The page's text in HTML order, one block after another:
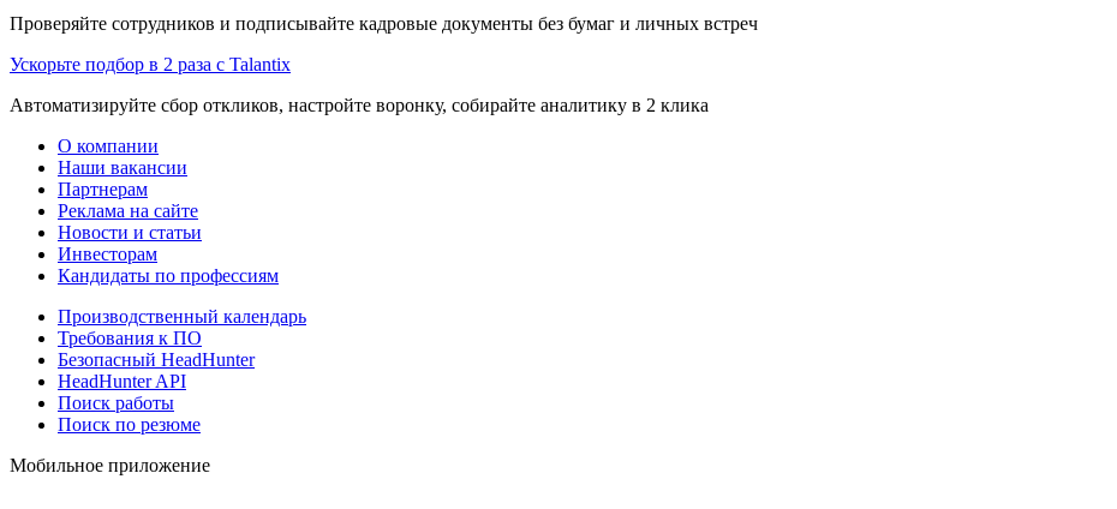
Проверяйте сотрудников и подписывайте кадровые документы без бумаг и личных встреч
Ускорьте подбор в 2 раза с Talantix
Автоматизируйте сбор откликов, настройте воронку, собирайте аналитику в 2 клика
О компании
Наши вакансии
Партнерам
Реклама на сайте
Новости и статьи
Инвесторам
Кандидаты по профессиям
Производственный календарь
Требования к ПО
Безопасный HeadHunter
HeadHunter API
Поиск работы
Поиск по резюме
Мобильное приложение